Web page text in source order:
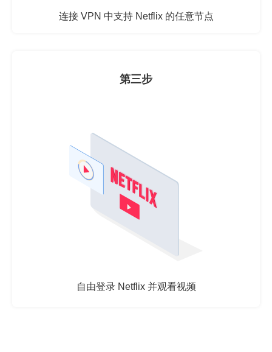
连接 VPN 中支持 Netflix 的任意节点
第三步
自由登录 Netflix 并观看视频